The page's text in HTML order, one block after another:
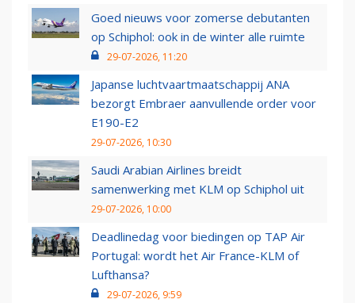
Goed nieuws voor zomerse debutanten
op Schiphol: ook in de winter alle ruimte
29-07-2026, 11:20
Japanse luchtvaartmaatschappij ANA
bezorgt Embraer aanvullende order voor
E190-E2
29-07-2026, 10:30
Saudi Arabian Airlines breidt
samenwerking met KLM op Schiphol uit
29-07-2026, 10:00
Deadlinedag voor biedingen op TAP Air
Portugal: wordt het Air France-KLM of
Lufthansa?
29-07-2026, 9:59